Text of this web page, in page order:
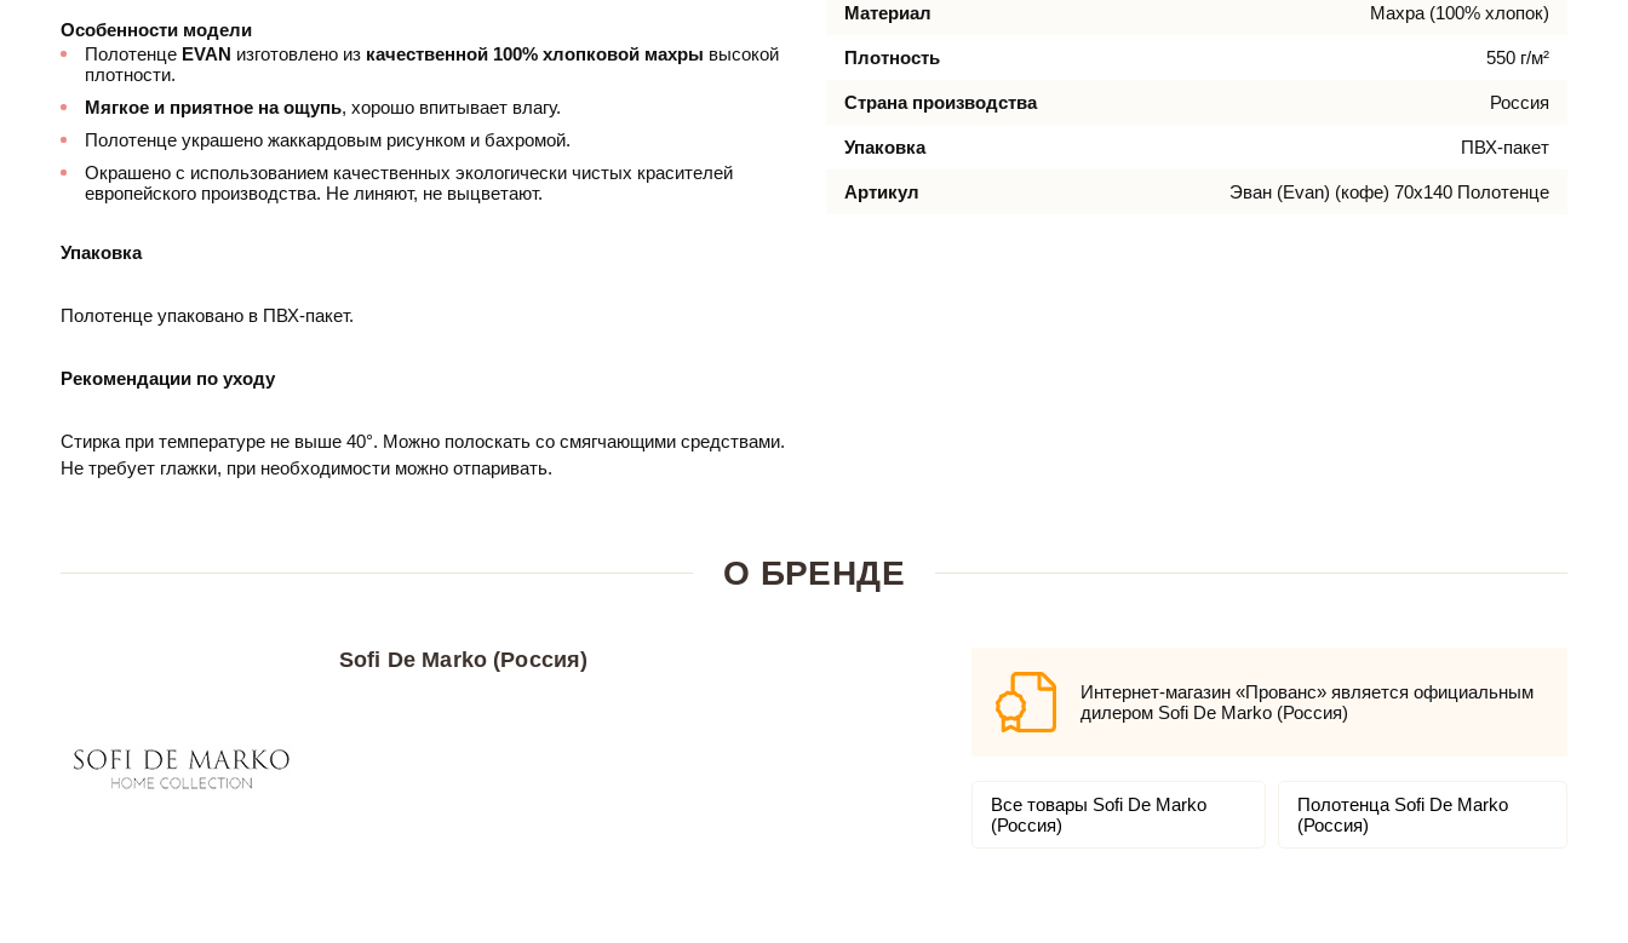
Особенности модели
Полотенце EVAN изготовлено из качественной 100% хлопковой махры высокой
плотности.
Мягкое и приятное на ощупь, хорошо впитывает влагу.
Полотенце украшено жаккардовым рисунком и бахромой.
Окрашено с использованием качественных экологически чистых красителей
европейского производства. Не линяют, не выцветают.
Упаковка
Полотенце упаковано в ПВХ-пакет.
Рекомендации по уходу
Стирка при температуре не выше 40°. Можно полоскать со смягчающими средствами.
Не требует глажки, при необходимости можно отпаривать.
Материал Махра (100% хлопок)
Плотность 550 г/м²
Страна производства Россия
Упаковка ПВХ-пакет
Артикул Эван (Evan) (кофе) 70х140 Полотенце
О БРЕНДЕ
Sofi De Marko (Россия)
Интернет-магазин «Прованс» является официальным
дилером Sofi De Marko (Россия)
Все товары Sofi De Marko
(Россия)
Полотенца Sofi De Marko
(Россия)